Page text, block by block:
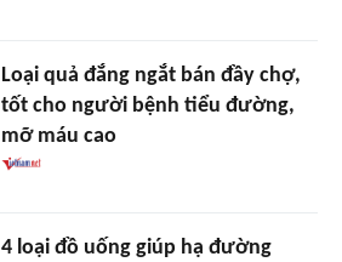
Loại quả đắng ngắt bán đầy chợ,
tốt cho người bệnh tiểu đường,
mỡ máu cao
4 loại đồ uống giúp hạ đường